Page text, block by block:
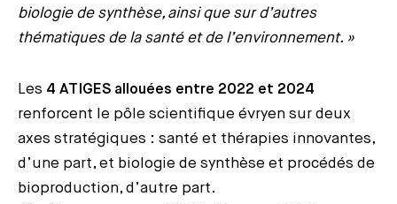
biologie de synthèse, ainsi que sur d’autres
thématiques de la santé et de l’environnement. »
Les 4 ATIGES allouées entre 2022 et 2024
renforcent le pôle scientifique évryen sur deux
axes stratégiques : santé et thérapies innovantes,
d’une part, et biologie de synthèse et procédés de
bioproduction, d’autre part.